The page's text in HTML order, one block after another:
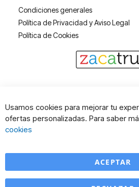
Condiciones generales
Política de Privacidad y Aviso Legal
Política de Cookies
Usamos cookies para mejorar tu
ofertas personalizadas. Para saber
cookies
ACEPTAR